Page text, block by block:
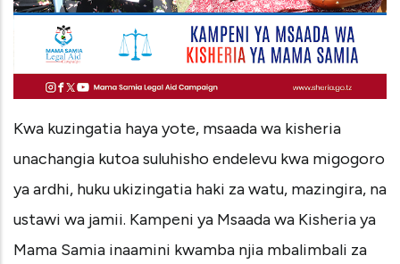
Kwa kuzingatia haya yote, msaada wa kisheria
unachangia kutoa suluhisho endelevu kwa migogoro
ya ardhi, huku ukizingatia haki za watu, mazingira, na
ustawi wa jamii. Kampeni ya Msaada wa Kisheria ya
Mama Samia inaamini kwamba njia mbalimbali za